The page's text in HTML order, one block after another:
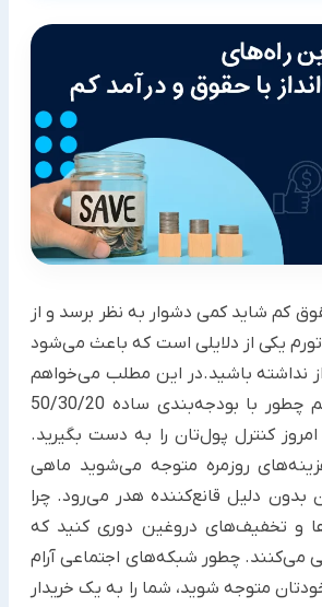
کم شاید کمی دشوار به نظر برسد و از
یکی از دلایلی است که باعث می‌شود
نداشته باشید.در این مطلب می‌خواهم
به شما نشان بدهم چطور با بودجه‌بندی ساده 50/30/20
کنترل پول‌تان را به دست بگیرید.
روزمره متوجه می‌شوید ماهی
بدون دلیل قانع‌کننده هدر می‌رود. چرا
و تخفیف‌های دروغین دوری کنید که
می‌کنند. چطور شبکه‌های اجتماعی آرام
متوجه شوید، شما را به یک خریدار